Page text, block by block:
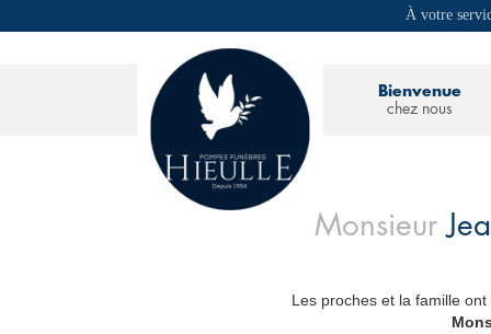
À votre
Bienvenue
chez nous
Monsieur
Les proches et la famille